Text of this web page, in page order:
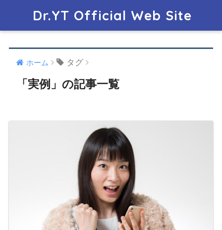
Dr.YT Official Web Site
ホーム タグ
「実例」の記事一覧